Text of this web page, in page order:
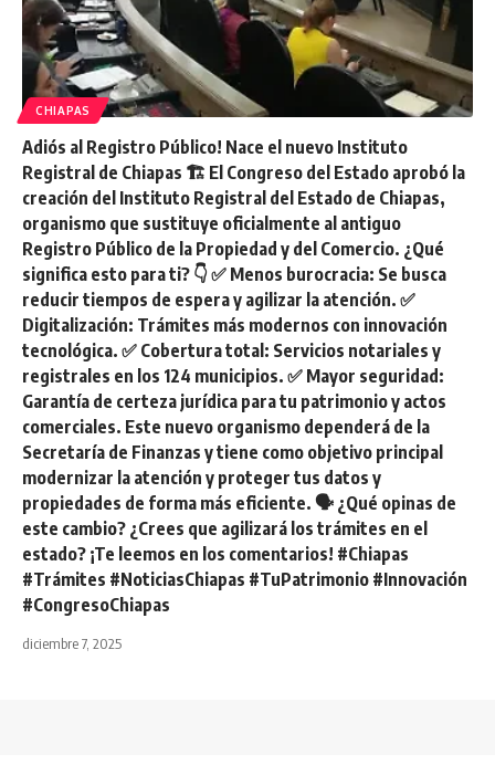
CHIAPAS
Adiós al Registro Público! Nace el nuevo Instituto
Registral de Chiapas 🏗️ ​El Congreso del Estado aprobó la
creación del Instituto Registral del Estado de Chiapas,
organismo que sustituye oficialmente al antiguo
Registro Público de la Propiedad y del Comercio. ​¿Qué
significa esto para ti? 👇 ✅ Menos burocracia: Se busca
reducir tiempos de espera y agilizar la atención. ✅
Digitalización: Trámites más modernos con innovación
tecnológica. ✅ Cobertura total: Servicios notariales y
registrales en los 124 municipios. ✅ Mayor seguridad:
Garantía de certeza jurídica para tu patrimonio y actos
comerciales. ​Este nuevo organismo dependerá de la
Secretaría de Finanzas y tiene como objetivo principal
modernizar la atención y proteger tus datos y
propiedades de forma más eficiente. ​🗣️ ¿Qué opinas de
este cambio? ¿Crees que agilizará los trámites en el
estado? ¡Te leemos en los comentarios! ​#Chiapas
#Trámites #NoticiasChiapas #TuPatrimonio #Innovación
#CongresoChiapas
diciembre 7, 2025